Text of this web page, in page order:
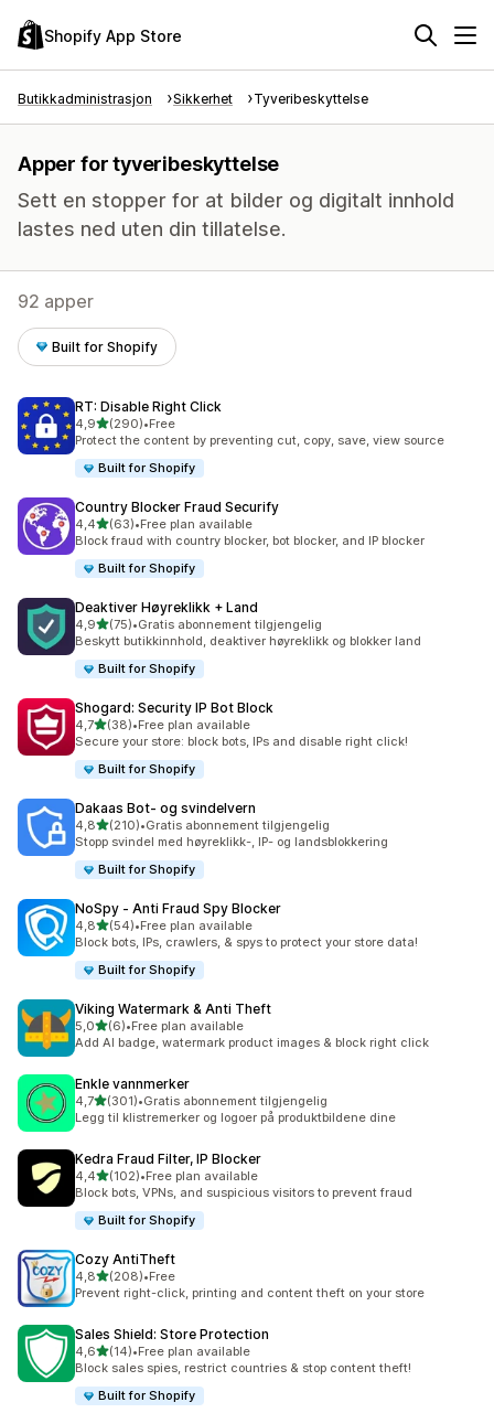
Shopify App Store
Butikkadministrasjon Sikkerhet Tyveribeskyttelse
Apper for tyveribeskyttelse
Sett en stopper for at bilder og digitalt innhold
lastes ned uten din tillatelse.
92 apper
Built for Shopify
RT: Disable Right Click
4,9av 5 stjerner
(290)
Totalt 290 omtaler
•Free
Protect the content by preventing cut, copy, save, view source
Built for Shopify
Country Blocker Fraud Securify
4,4av 5 stjerner
(63)
Totalt 63 omtaler
•Free plan available
Block fraud with country blocker, bot blocker, and IP blocker
Built for Shopify
Deaktiver Høyreklikk + Land
4,9av 5 stjerner
(75)
Totalt 75 omtaler
•Gratis abonnement tilgjengelig
Beskytt butikkinnhold, deaktiver høyreklikk og blokker land
Built for Shopify
Shogard: Security IP Bot Block
4,7av 5 stjerner
(38)
Totalt 38 omtaler
•Free plan available
Secure your store: block bots, IPs and disable right click!
Built for Shopify
Dakaas Bot‑ og svindelvern
4,8av 5 stjerner
(210)
Totalt 210 omtaler
•Gratis abonnement tilgjengelig
Stopp svindel med høyreklikk-, IP- og landsblokkering
Built for Shopify
NoSpy ‑ Anti Fraud Spy Blocker
4,8av 5 stjerner
(54)
Totalt 54 omtaler
•Free plan available
Block bots, IPs, crawlers, & spys to protect your store data!
Built for Shopify
Viking Watermark & Anti Theft
5,0av 5 stjerner
(6)
Totalt 6 omtaler
•Free plan available
Add AI badge, watermark product images & block right click
Enkle vannmerker
4,7av 5 stjerner
(301)
Totalt 301 omtaler
•Gratis abonnement tilgjengelig
Legg til klistremerker og logoer på produktbildene dine
Kedra Fraud Filter, IP Blocker
4,4av 5 stjerner
(102)
Totalt 102 omtaler
•Free plan available
Block bots, VPNs, and suspicious visitors to prevent fraud
Built for Shopify
Cozy AntiTheft
4,8av 5 stjerner
(208)
Totalt 208 omtaler
•Free
Prevent right-click, printing and content theft on your store
Sales Shield: Store Protection
4,6av 5 stjerner
(14)
Totalt 14 omtaler
•Free plan available
Block sales spies, restrict countries & stop content theft!
Built for Shopify